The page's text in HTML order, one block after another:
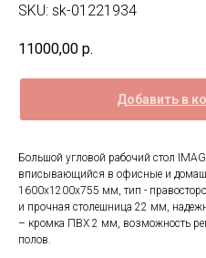
SKU: sk-01221934
11000,00 р.
Добавить в
Большой угловой рабочий стол
вписывающийся в офисные и
1600x1200x755 мм, тип -
и прочная столешница 22 мм,
– кромка ПВХ 2 мм, возможность
полов.